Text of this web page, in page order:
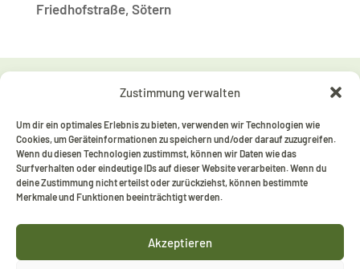
Zustimmung verwalten
Um dir ein optimales Erlebnis zu bieten, verwenden wir Technologien wie
Cookies, um Geräteinformationen zu speichern und/oder darauf zuzugreifen.
Wenn du diesen Technologien zustimmst, können wir Daten wie das
Surfverhalten oder eindeutige IDs auf dieser Website verarbeiten. Wenn du
deine Zustimmung nicht erteilst oder zurückziehst, können bestimmte
Merkmale und Funktionen beeinträchtigt werden.
Akzeptieren
Friedhofstraße, Sötern
RECHTLICHES
Impressum
Datenschutzerklärung
Erklärung zur Barrierefreiheit
KONTAKT